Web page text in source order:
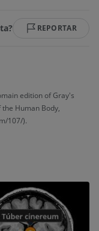
REPORTAR
edition of Gray's
Human Body,
107/).